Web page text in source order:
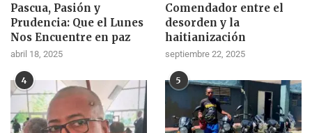
Pascua, Pasión y
Prudencia: Que el Lunes
Nos Encuentre en paz
abril 18, 2025
Comendador entre el
desorden y la
haitianización
septiembre 22, 2025
4 5